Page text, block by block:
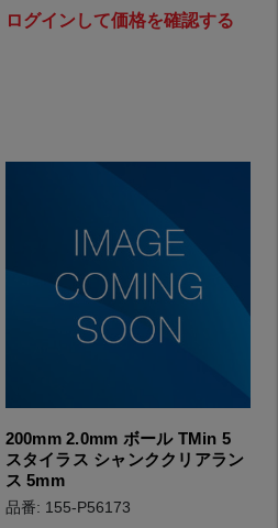
ログインして価格を確認する
200mm 2.0mm ボール TMin 5
スタイラス シャンククリアラン
ス 5mm
品番: 155-P56173